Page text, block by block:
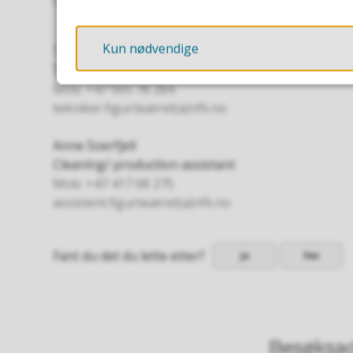
Tim Lucassen
Technichian
Mob: +47 905 78 284
tekniker.figurteatret(a)nfk.no
Anne Soerfjell
Cleaning/ production assistant
Mob: +47 417 68 275
assistent.figurteatret(a)nfk.no
Fant du det du lette etter? Ja Nei
Kun nødvendige